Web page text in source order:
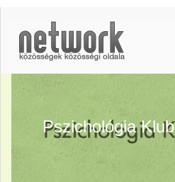
Pszichológia Klub